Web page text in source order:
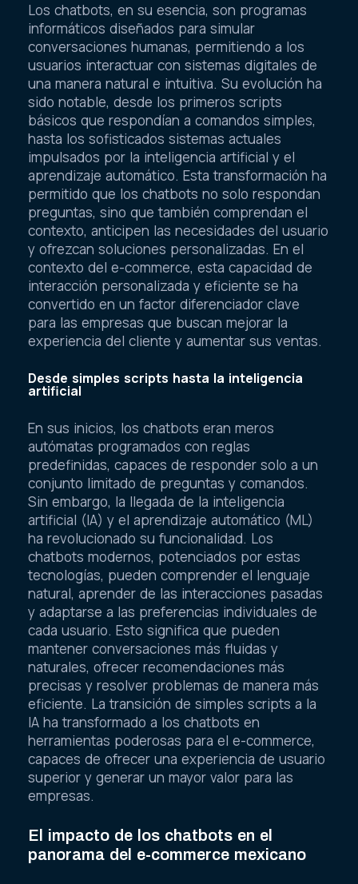
Los chatbots, en su esencia, son programas
informáticos diseñados para simular
conversaciones humanas, permitiendo a los
usuarios interactuar con sistemas digitales de
una manera natural e intuitiva. Su evolución ha
sido notable, desde los primeros scripts
básicos que respondían a comandos simples,
hasta los sofisticados sistemas actuales
impulsados por la inteligencia artificial y el
aprendizaje automático. Esta transformación ha
permitido que los chatbots no solo respondan
preguntas, sino que también comprendan el
contexto, anticipen las necesidades del usuario
y ofrezcan soluciones personalizadas. En el
contexto del e-commerce, esta capacidad de
interacción personalizada y eficiente se ha
convertido en un factor diferenciador clave
para las empresas que buscan mejorar la
experiencia del cliente y aumentar sus ventas.
Desde simples scripts hasta la inteligencia
artificial
En sus inicios, los chatbots eran meros
autómatas programados con reglas
predefinidas, capaces de responder solo a un
conjunto limitado de preguntas y comandos.
Sin embargo, la llegada de la inteligencia
artificial (IA) y el aprendizaje automático (ML)
ha revolucionado su funcionalidad. Los
chatbots modernos, potenciados por estas
tecnologías, pueden comprender el lenguaje
natural, aprender de las interacciones pasadas
y adaptarse a las preferencias individuales de
cada usuario. Esto significa que pueden
mantener conversaciones más fluidas y
naturales, ofrecer recomendaciones más
precisas y resolver problemas de manera más
eficiente. La transición de simples scripts a la
IA ha transformado a los chatbots en
herramientas poderosas para el e-commerce,
capaces de ofrecer una experiencia de usuario
superior y generar un mayor valor para las
empresas.
El impacto de los chatbots en el
panorama del e-commerce mexicano